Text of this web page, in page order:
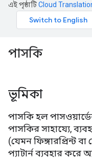
এই পৃষ্ঠাটিCloud
পাসকি
ভূমিকা
পাসকি হল
পাসকির সাহায্যে,
(যেমন ফিঙ্গারপ্রিন্ট
প্যাটার্ন ব্যবহার করে